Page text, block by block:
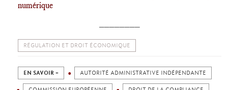
numérique
RÉGULATION ET DROIT ÉCONOMIQUE
EN SAVOIR + AUTORITÉ ADMINISTRATIVE INDÉPENDANTE